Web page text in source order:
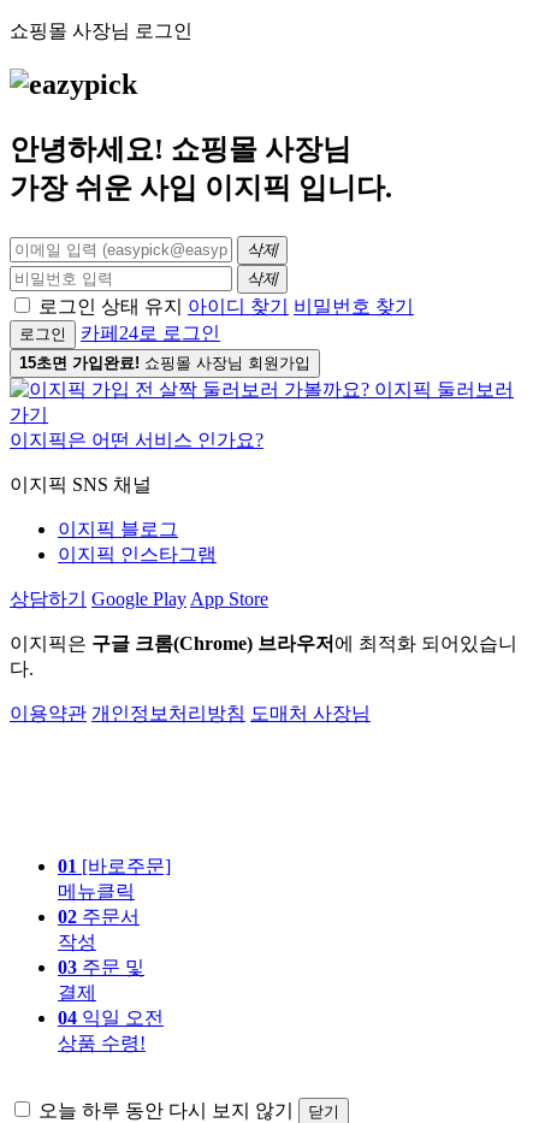
쇼핑몰 사장님 로그인
안녕하세요! 쇼핑몰 사장님
가장 쉬운 사입 이지픽 입니다.
삭제
삭제
로그인 상태 유지 아이디 찾기 비밀번호 찾기
로그인 카페24로 로그인
15초면 가입완료! 쇼핑몰 사장님 회원가입
이지픽은 어떤 서비스 인가요?
이지픽 SNS 채널
이지픽 블로그
이지픽 인스타그램
상담하기 Google Play App Store
이지픽은 구글 크롬(Chrome) 브라우저 에 최적화 되어있습니
다.
이용약관 개인정보처리방침 도매처 사장님
01 [바로주문]
메뉴클릭
02 주문서
작성
03 주문 및
결제
04 익일 오전
상품 수령!
오늘 하루 동안 다시 보지 않기 닫기